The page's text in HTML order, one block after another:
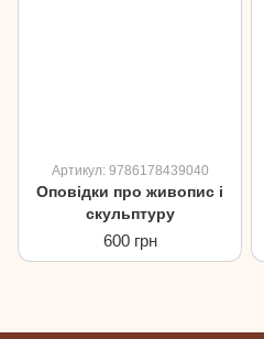
Артикул: 9786178439040
Оповідки про живопис і
скульптуру
600 грн